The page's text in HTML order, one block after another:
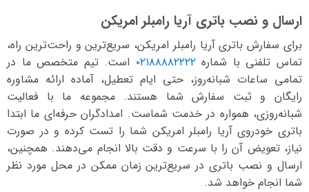
ارسال و نصب باتری آریا رامبلر امریکن
برای سفارش باتری آریا رامبلر امریکن، سریع‌ترین و راحت‌ترین راه،
تماس تلفنی با شماره ۰۲۱۸۸۸۸۲۲۲۲ است. تیم متخصص ما در
تمامی ساعات شبانه‌روز، حتی ایام تعطیل، آماده ارائه مشاوره
رایگان و ثبت سفارش شما هستند. مجموعه ما با فعالیت
شبانه‌روزی، همواره در خدمت شماست. امدادگران حرفه‌ای ما ابتدا
باتری خودروی آریا رامبلر امریکن شما را تست کرده و در صورت
نیاز، تعویض آن را با سرعت و دقت بالا انجام می‌دهند. همچنین،
ارسال و نصب باتری در سریع‌ترین زمان ممکن در محل مورد نظر
شما انجام خواهد شد.